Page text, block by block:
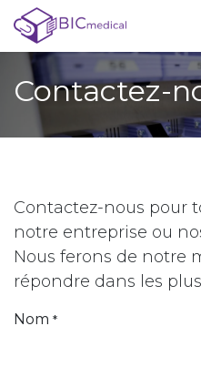
Se rendre au contenu
Contactez-
Contactez-nous pour
notre entreprise ou
Nous ferons de notre
répondre dans les
Nom *